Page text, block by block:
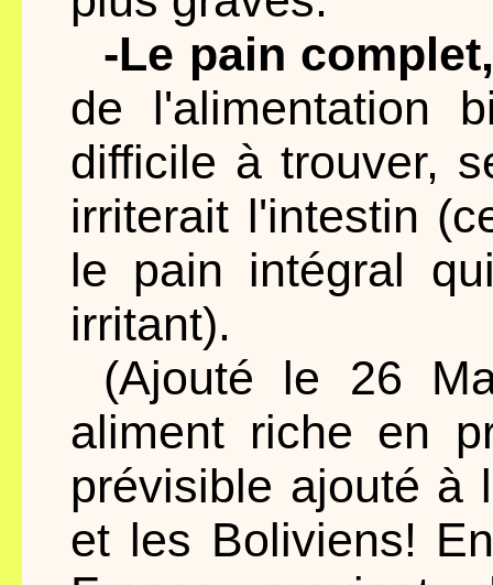
-Le pain
de l'alimentation
difficile à trouver,
irriterait l'intestin
le pain intégral
irritant).
(Ajouté le 26
aliment riche en
prévisible ajouté à
et les Boliviens!